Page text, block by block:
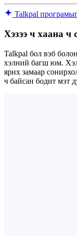
Talkpal
Хэзээ ч хаана ч
Talkpal бол вэб
хэлний багш юм.
ярих замаар
ч байсан бодит мэт